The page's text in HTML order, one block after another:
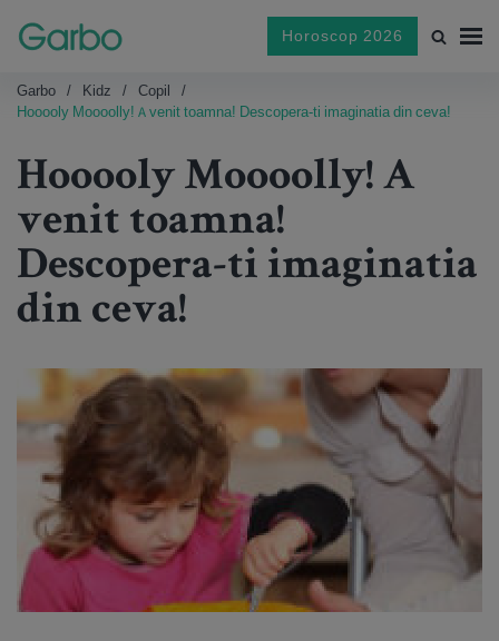
Horoscop 2026
Garbo Kidz
Copil
Hooooly Moooolly! A venit toamna! Descopera-ti imaginatia din ceva!
Hooooly Moooolly! A
venit toamna!
Descopera-ti imaginatia
din ceva!